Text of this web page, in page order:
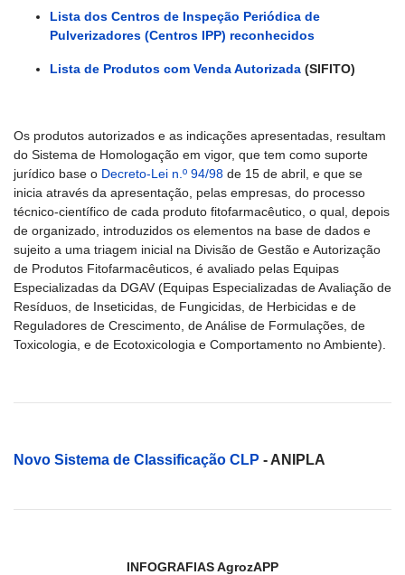
Lista dos Centros de Inspeção Periódica de
Pulverizadores (Centros IPP) reconhecidos
Lista de Produtos com Venda Autorizada (SIFITO)
Os produtos autorizados e as indicações apresentadas, resultam
do Sistema de Homologação em vigor, que tem como suporte
jurídico base o Decreto-Lei n.º 94/98 de 15 de abril, e que se
inicia através da apresentação, pelas empresas, do processo
técnico-científico de cada produto fitofarmacêutico, o qual, depois
de organizado, introduzidos os elementos na base de dados e
sujeito a uma triagem inicial na Divisão de Gestão e Autorização
de Produtos Fitofarmacêuticos, é avaliado pelas Equipas
Especializadas da DGAV (Equipas Especializadas de Avaliação de
Resíduos, de Inseticidas, de Fungicidas, de Herbicidas e de
Reguladores de Crescimento, de Análise de Formulações, de
Toxicologia, e de Ecotoxicologia e Comportamento no Ambiente).
Novo Sistema de Classificação CLP - ANIPLA
INFOGRAFIAS AgrozAPP